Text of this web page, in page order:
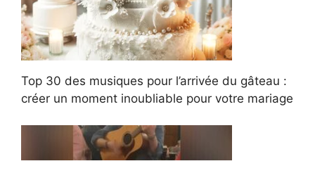
Top 30 des musiques pour l’arrivée du gâteau :
créer un moment inoubliable pour votre mariage